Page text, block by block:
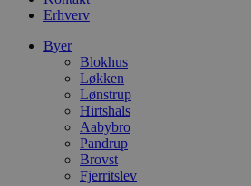
Erhverv
Byer
Blokhus
Løkken
Lønstrup
Hirtshals
Aabybro
Pandrup
Brovst
Fjerritslev